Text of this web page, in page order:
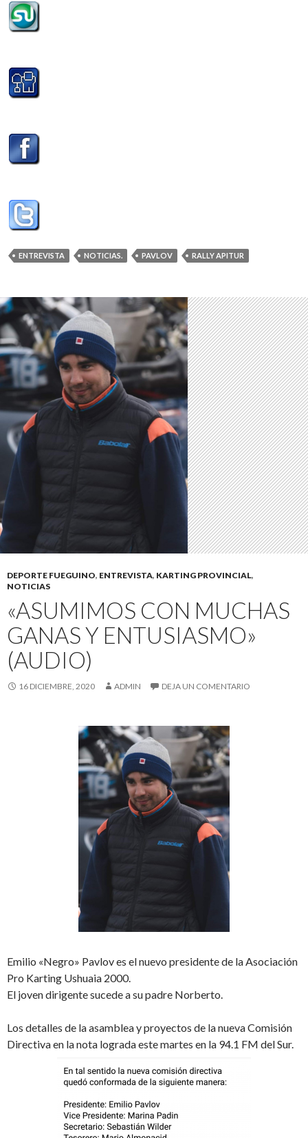
ENTREVISTA NOTICIAS. PAVLOV RALLY APITUR
DEPORTE FUEGUINO, ENTREVISTA, KARTING PROVINCIAL,
NOTICIAS
«ASUMIMOS CON MUCHAS
GANAS Y ENTUSIASMO»
(AUDIO)
16 DICIEMBRE, 2020 ADMIN DEJA UN COMENTARIO
Emilio «Negro» Pavlov es el nuevo presidente de la Asociación
Pro Karting Ushuaia 2000.
El joven dirigente sucede a su padre Norberto.
Los detalles de la asamblea y proyectos de la nueva Comisión
Directiva en la nota lograda este martes en la 94.1 FM del Sur.